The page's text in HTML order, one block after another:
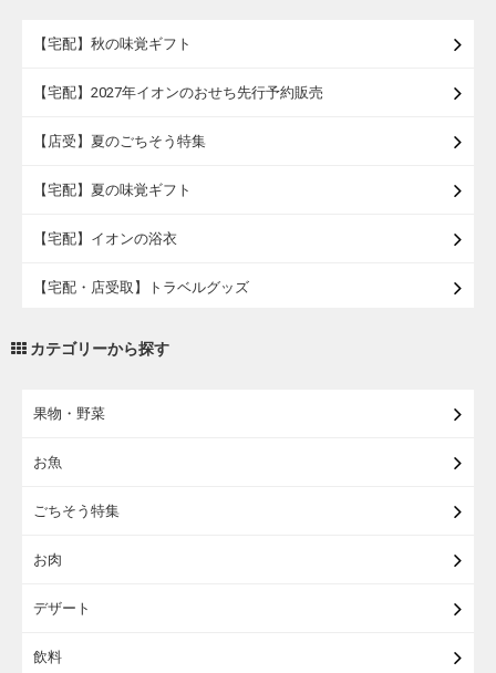
【宅配】秋の味覚ギフト
【宅配】2027年イオンのおせち先行予約販売
【店受】夏のごちそう特集
【宅配】夏の味覚ギフト
【宅配】イオンの浴衣
【宅配・店受取】トラベルグッズ
カテゴリーから探す
果物・野菜
お魚
ごちそう特集
お肉
デザート
飲料